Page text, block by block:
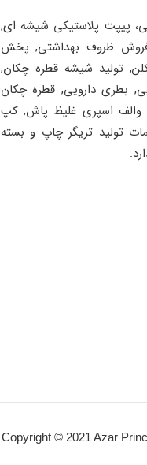
پیپت پلاستیکی شیشه ای,
فروش ظروف بهداشتی, پخش
تولید شیشه قطره چکان,
بطری دارویی, قطره چکان
والف اسپری غلیظ پاش, کپ
تولید تریگر چاپ و بسته
Copyright © 2021 Azar